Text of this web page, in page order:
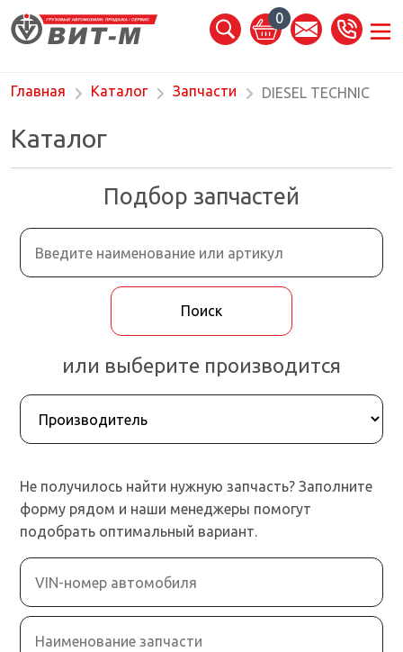
0
Главная Каталог Запчасти DIESEL TECHNIC
Каталог
Подбор запчастей
или выберите производится
Не получилось найти нужную запчасть? Заполните
форму рядом и наши менеджеры помогут
подобрать оптимальный вариант.